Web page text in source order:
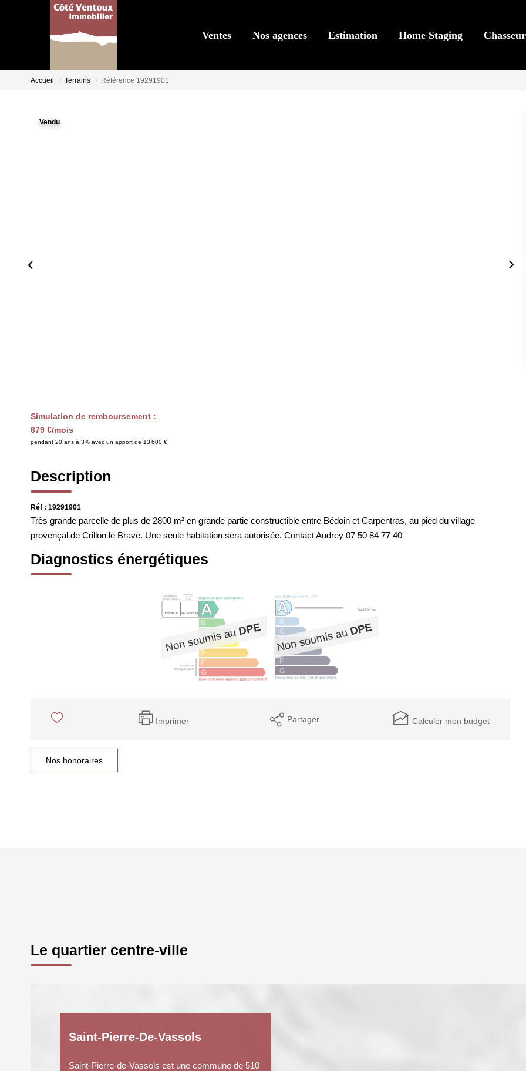
Ventes Nos agences Estimation Home Staging
Accueil Terrains Référence 19291901
Vendu
Simulation de remboursement :
679 €/mois
pendant 20 ans à 3% avec un apport de 13 600 €
Description
Réf : 19291901
Très grande parcelle de plus de 2800 m² en grande partie constructible entre Bédoin et Carpentras, au pied du village
provençal de Crillon le Brave. Une seule habitation sera autorisée. Contact Audrey 07 50 84 77 40
Diagnostics énergétiques
Imprimer Partager Calculer mon budget
Nos honoraires
Le quartier centre-ville
Saint-Pierre-De-Vassols
Saint-Pierre-de-Vassols est une commune de 510